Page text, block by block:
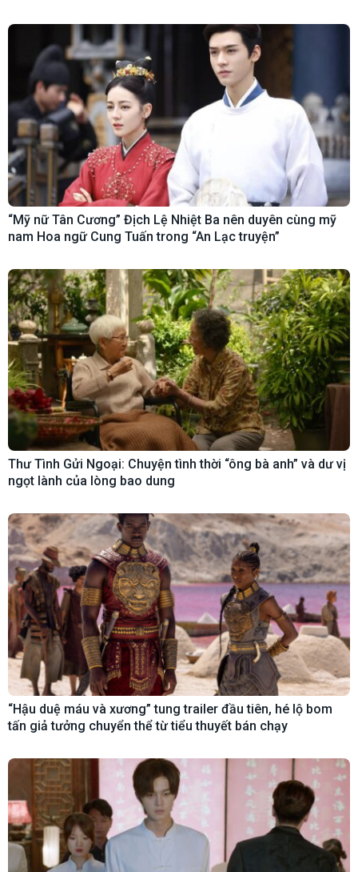
“Mỹ nữ Tân Cương” Địch Lệ Nhiệt Ba nên duyên cùng mỹ
nam Hoa ngữ Cung Tuấn trong “An Lạc truyện”
Thư Tình Gửi Ngoại: Chuyện tình thời “ông bà anh” và dư vị
ngọt lành của lòng bao dung
“Hậu duệ máu và xương” tung trailer đầu tiên, hé lộ bom
tấn giả tưởng chuyển thể từ tiểu thuyết bán chạy